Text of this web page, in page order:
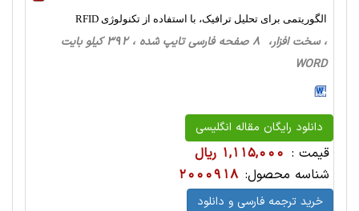
الگوریتمی برای تحلیل ترافیک، با استفاده از تکنولوژی RFID
، سخت ‌افزار، 8 صفحه فارسی تایپ شده ، 392 کیلو بایت
WORD
دانلود رایگان مقاله انگلیسی
قیمت : 1,115,000 ریال
شناسه محصول: 2000918
خرید ترجمه فارسی و دانلود